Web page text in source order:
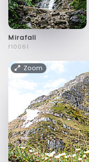
Mirafall
f10061
Zoom